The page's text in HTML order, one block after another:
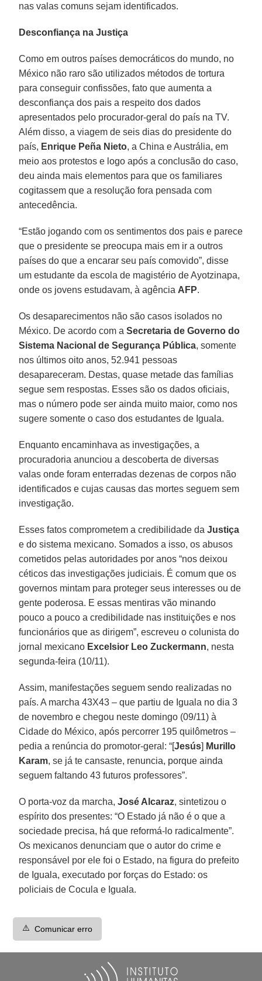
nas valas comuns sejam identificados.
Desconfiança na Justiça
Como em outros países democráticos do mundo, no
México não raro são utilizados métodos de tortura
para conseguir confissões, fato que aumenta a
desconfiança dos pais a respeito dos dados
apresentados pelo procurador-geral do país na TV.
Além disso, a viagem de seis dias do presidente do
país, Enrique Peña Nieto, a China e Austrália, em
meio aos protestos e logo após a conclusão do caso,
deu ainda mais elementos para que os familiares
cogitassem que a resolução fora pensada com
antecedência.
“Estão jogando com os sentimentos dos pais e parece
que o presidente se preocupa mais em ir a outros
países do que a encarar seu país comovido”, disse
um estudante da escola de magistério de Ayotzinapa,
onde os jovens estudavam, à agência AFP.
Os desaparecimentos não são casos isolados no
México. De acordo com aSecretaria de Governo do
Sistema Nacional de Segurança Pública, somente
nos últimos oito anos, 52.941 pessoas
desapareceram. Destas, quase metade das famílias
segue sem respostas. Esses são os dados oficiais,
mas o número pode ser ainda muito maior, como nos
sugere somente o caso dos estudantes de Iguala.
Enquanto encaminhava as investigações, a
procuradoria anunciou a descoberta de diversas
valas onde foram enterradas dezenas de corpos não
identificados e cujas causas das mortes seguem sem
investigação.
Esses fatos comprometem a credibilidade daJustiça
e do sistema mexicano. Somados a isso, os abusos
cometidos pelas autoridades por anos “nos deixou
céticos das investigações judiciais. É comum que os
governos mintam para proteger seus interesses ou de
gente poderosa. E essas mentiras vão minando
pouco a pouco a credibilidade nas instituições e nos
funcionários que as dirigem”, escreveu o colunista do
jornal mexicano Excelsior Leo Zuckermann, nesta
segunda-feira (10/11).
Assim, manifestações seguem sendo realizadas no
país. A marcha 43X43 – que partiu de Iguala no dia 3
de novembro e chegou neste domingo (09/11) à
Cidade do México, após percorrer 195 quilômetros –
pedia a renúncia do promotor-geral: “[Jesús] Murillo
Karam, se já te cansaste, renuncia, porque ainda
seguem faltando 43 futuros professores”.
O porta-voz da marcha, José Alcaraz, sintetizou o
espírito dos presentes: “O Estado já não é o que a
sociedade precisa, há que reformá-lo radicalmente”.
Os mexicanos denunciam que o autor do crime e
responsável por ele foi o Estado, na figura do prefeito
de Iguala, executado por forças do Estado: os
policiais de Cocula e Iguala.
⚠️ Comunicar erro